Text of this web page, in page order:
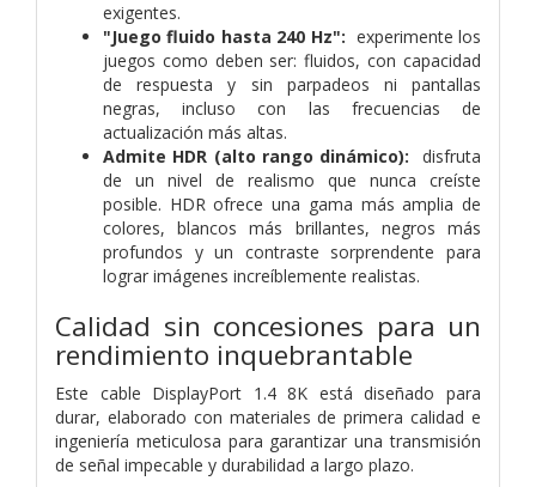
exigentes.
"Juego fluido hasta 240 Hz": experimente los
juegos como deben ser: fluidos, con capacidad
de respuesta y sin parpadeos ni pantallas
negras, incluso con las frecuencias de
actualización más altas.
Admite HDR (alto rango dinámico): disfruta
de un nivel de realismo que nunca creíste
posible. HDR ofrece una gama más amplia de
colores, blancos más brillantes, negros más
profundos y un contraste sorprendente para
lograr imágenes increíblemente realistas.
Calidad sin concesiones para un
rendimiento inquebrantable
Este cable DisplayPort 1.4 8K está diseñado para
durar, elaborado con materiales de primera calidad e
ingeniería meticulosa para garantizar una transmisión
de señal impecable y durabilidad a largo plazo.